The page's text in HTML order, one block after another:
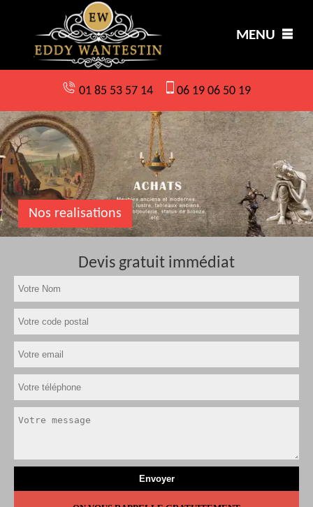
MENU
01 85 53 57 14 06 19 06 50 19
Nos realisations
Devis gratuit immédiat